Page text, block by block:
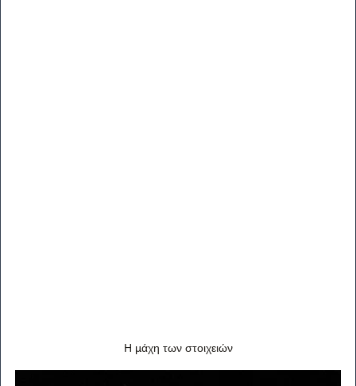
Η μάχη των στοιχειών